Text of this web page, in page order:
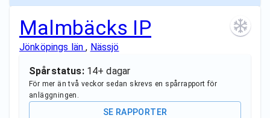
Malmbäcks IP
Jönköpings län, Nässjö
Spårstatus: 14+ dagar
För mer än två veckor sedan skrevs en spårrapport för
anläggningen.
SE RAPPORTER